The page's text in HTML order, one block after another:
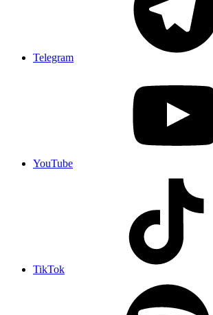
Telegram
YouTube
TikTok